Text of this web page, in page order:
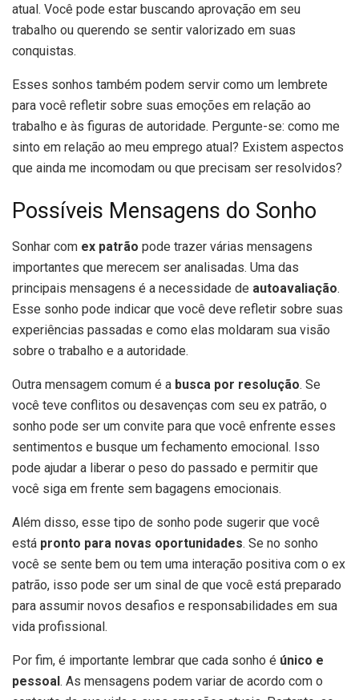
atual. Você pode estar buscando aprovação em seu
trabalho ou querendo se sentir valorizado em suas
conquistas.
Esses sonhos também podem servir como um lembrete
para você refletir sobre suas emoções em relação ao
trabalho e às figuras de autoridade. Pergunte-se: como me
sinto em relação ao meu emprego atual? Existem aspectos
que ainda me incomodam ou que precisam ser resolvidos?
Possíveis Mensagens do Sonho
Sonhar com ex patrão pode trazer várias mensagens
importantes que merecem ser analisadas. Uma das
principais mensagens é a necessidade de autoavaliação.
Esse sonho pode indicar que você deve refletir sobre suas
experiências passadas e como elas moldaram sua visão
sobre o trabalho e a autoridade.
Outra mensagem comum é a busca por resolução. Se
você teve conflitos ou desavenças com seu ex patrão, o
sonho pode ser um convite para que você enfrente esses
sentimentos e busque um fechamento emocional. Isso
pode ajudar a liberar o peso do passado e permitir que
você siga em frente sem bagagens emocionais.
Além disso, esse tipo de sonho pode sugerir que você
está pronto para novas oportunidades. Se no sonho
você se sente bem ou tem uma interação positiva com o ex
patrão, isso pode ser um sinal de que você está preparado
para assumir novos desafios e responsabilidades em sua
vida profissional.
Por fim, é importante lembrar que cada sonho é único e
pessoal. As mensagens podem variar de acordo com o